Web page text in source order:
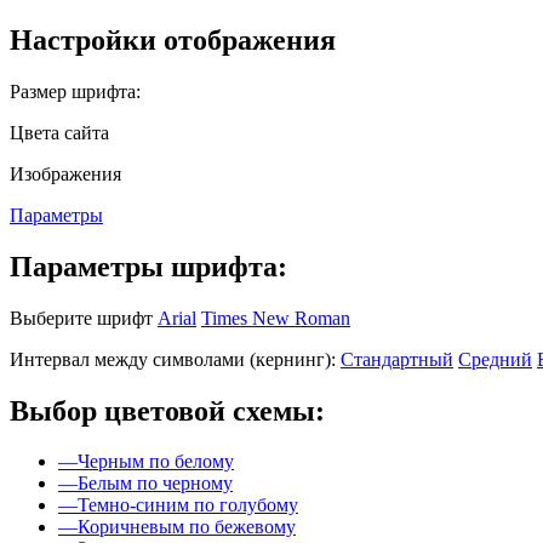
Настройки отображения
Размер шрифта:
Цвета сайта
Изображения
Параметры
Параметры шрифта:
Выберите шрифт Arial Times New Roman
Интервал между символами (кернинг): Стандартный Средний
Выбор цветовой схемы:
—Черным по белому
—Белым по черному
—Темно-синим по голубому
—Коричневым по бежевому